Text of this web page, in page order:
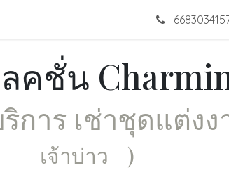
Blogs
คชั่น
การ เช่าชุดแต่งง
เจ้าบ่าว
)